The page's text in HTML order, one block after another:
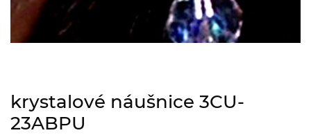
krystalové náušnice 3CU-
23ABPU